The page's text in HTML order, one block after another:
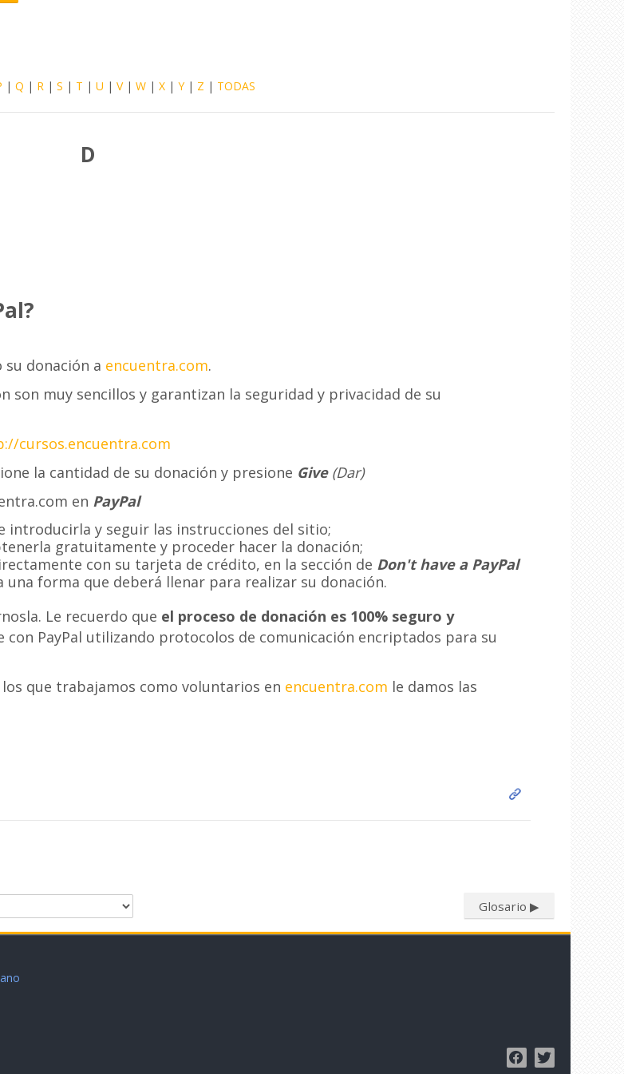
|Q | R |S | T |U |V|W |X |Y| Z | TODAS
D
su donación a encuentra.com.
son muy sencillos y garantizan la seguridad y privacidad de su
cursos.encuentra.com
la cantidad de su donación y presione Give(Dar)
en PayPal
introducirla y seguir las instrucciones del sitio;
gratuitamente y proceder hacer la donación;
con su tarjeta de crédito, en la sección de Don't have a PayPal
una forma que deberá llenar para realizar su donación.
Le recuerdo que el proceso de donación es 100% seguro y
con PayPal utilizando protocolos de comunicación encriptados para su
que trabajamos como voluntarios en encuentra.com le damos las
Glosario ▶︎